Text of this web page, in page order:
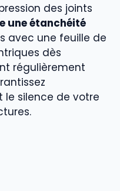
des joints
une étanchéité
avec une feuille de
dès
régulièrement
silence de votre